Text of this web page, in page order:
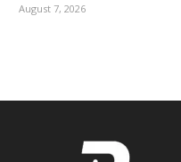
August 7, 2026